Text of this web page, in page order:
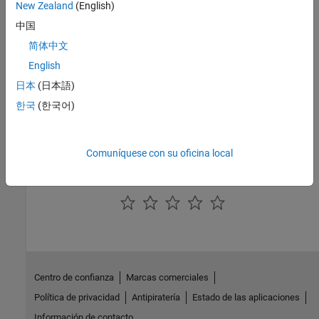
Distribución binomial negativa
datos, evalúe la distribución o su inversa, genere muestras
pseudoaleatorias
Distribución de Poisson
Ajuste, evalúe y genere muestras aleatorias a partir de una
muestras pseudoaleatorias
New Zealand (English)
中国
简体中文
English
日本 (日本語)
한국 (한국어)
Comuníquese con su oficina local
Centro de confianza
Marcas comerciales
Política de privacidad
Antipiratería
Estado de las aplicaciones
Información de contacto